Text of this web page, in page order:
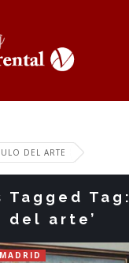
DEL ARTE
Tagged Tag:
del arte’